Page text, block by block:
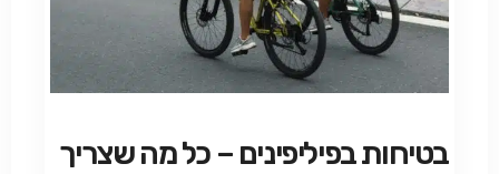
בטיחות בפיליפינים – כל מה שצריך